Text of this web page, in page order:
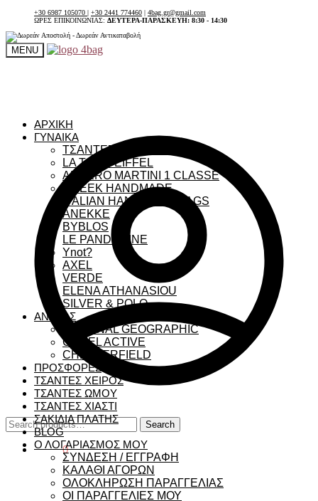
+30 6987 105070 | +30 2441 774460 | 4bag.gr@gmail.com
ΩΡΕΣ ΕΠΙΚΟΙΝΩΝΙΑΣ: ΔΕΥΤΕΡΑ-ΠΑΡΑΣΚΕΥΗ: 8:30 - 14:30
MENU
Search
for:
Search
€0,00 0
ΑΡΧΙΚΗ
ΓΥΝΑΙΚΑ
ΤΣΑΝΤΕΣ ΓΥΝΑΙΚΕΙΕΣ
LA TOUR EIFFEL
ALVIERO MARTINI 1 CLASSE
GREEK HANDMADE
ITALIAN HANDMADE BAGS
ANEKKE
BYBLOS
LE PANDORINE
Ynot?
AXEL
VERDE
ELENA ATHANASIOU
SILVER & POLO
ΑΝΔΡΑΣ
NATIONAL GEOGRAPHIC
CAMEL ACTIVE
CHESTERFIELD
ΠΡΟΣΦΟΡΕΣ
ΤΣΑΝΤΕΣ ΧΕΙΡΟΣ
ΤΣΑΝΤΕΣ ΩΜΟΥ
ΤΣΑΝΤΕΣ ΧΙΑΣΤΙ
ΣΑΚΙΔΙΑ ΠΛΑΤΗΣ
BLOG
Ο ΛΟΓΑΡΙΑΣΜΟΣ ΜΟΥ
ΣΥΝΔΕΣΗ / ΕΓΓΡΑΦΗ
ΚΑΛΑΘΙ ΑΓΟΡΩΝ
ΟΛΟΚΛΗΡΩΣΗ ΠΑΡΑΓΓΕΛΙΑΣ
ΟΙ ΠΑΡΑΓΓΕΛΙΕΣ ΜΟΥ